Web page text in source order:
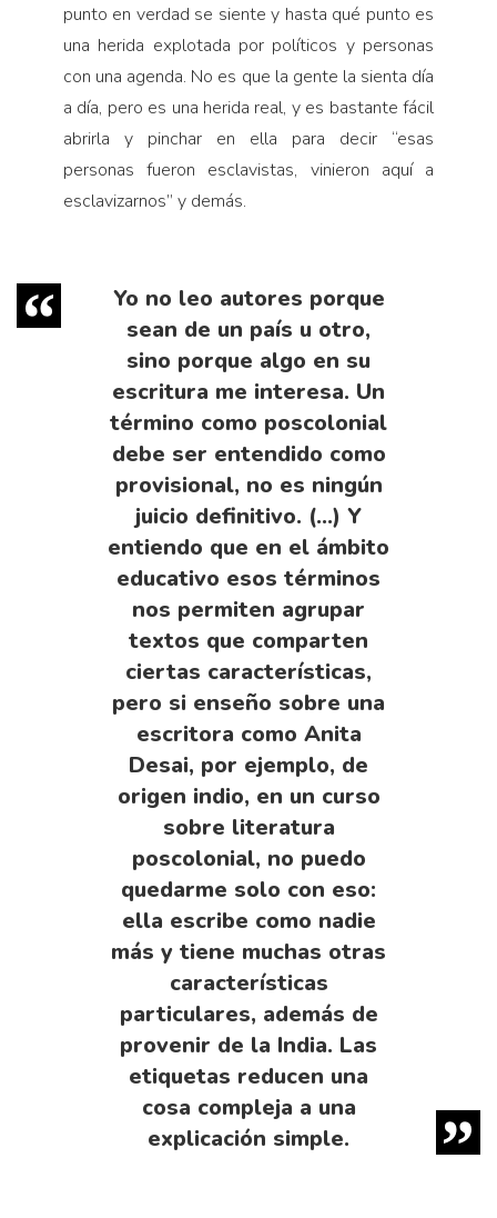
punto en verdad se siente y hasta qué punto es
una herida explotada por políticos y personas
con una agenda. No es que la gente la sienta día
a día, pero es una herida real, y es bastante fácil
abrirla y pinchar en ella para decir “esas
personas fueron esclavistas, vinieron aquí a
esclavizarnos” y demás.
Yo no leo autores porque
sean de un país u otro,
sino porque algo en su
escritura me interesa. Un
término como poscolonial
debe ser entendido como
provisional, no es ningún
juicio definitivo. (…) Y
entiendo que en el ámbito
educativo esos términos
nos permiten agrupar
textos que comparten
ciertas características,
pero si enseño sobre una
escritora como Anita
Desai, por ejemplo, de
origen indio, en un curso
sobre literatura
poscolonial, no puedo
quedarme solo con eso:
ella escribe como nadie
más y tiene muchas otras
características
particulares, además de
provenir de la India. Las
etiquetas reducen una
cosa compleja a una
explicación simple.